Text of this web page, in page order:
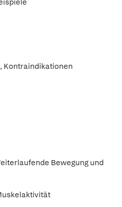
Kontraindikationen
Bewegung und